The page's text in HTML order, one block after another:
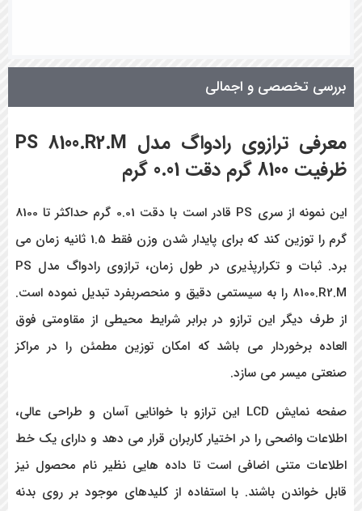
بررسی تخصصی و اجمالی
معرفی ترازوی رادواگ مدل PS 8100.R2.M
ظرفیت 8100 گرم دقت 0.01 گرم
این نمونه از سری PS قادر است با دقت 0.01 گرم حداکثر تا 8100
گرم را توزین کند که برای پایدار شدن وزن فقط 1.5 ثانیه زمان می
برد. ثبات و تکرارپذیری در طول زمان، ترازوی رادواگ مدل PS
8100.R2.M را به سیستمی دقیق و منحصربفرد تبدیل نموده است.
از طرف دیگر این ترازو در برابر شرایط محیطی از مقاومتی فوق
العاده برخوردار می باشد که امکان توزین مطمئن را در مراکز
صنعتی میسر می سازد.
صفحه نمایش LCD این ترازو با خوانایی آسان و طراحی عالی،
اطلاعات واضحی را در اختیار کاربران قرار می دهد و دارای یک خط
اطلاعات متنی اضافی است تا داده هایی نظیر نام محصول نیز
قابل خواندن باشند. با استفاده از کلیدهای موجود بر روی بدنه